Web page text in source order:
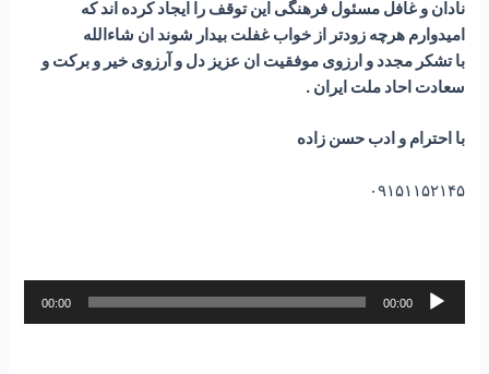
نادان و غافل مسئول فرهنگی این توقف را ایجاد کرده اند که
امیدوارم هرچه زودتر از خواب غفلت بیدار شوند ان شاءالله
با تشکر مجدد و ارزوی موفقیت ان عزیز دل و آرزوی خیر و برکت و
سعادت احاد ملت ایران .
با احترام و ادب حسن زاده
۰۹۱۵۱۱۵۲۱۴۵
پخش‌کننده
00:00
00:00